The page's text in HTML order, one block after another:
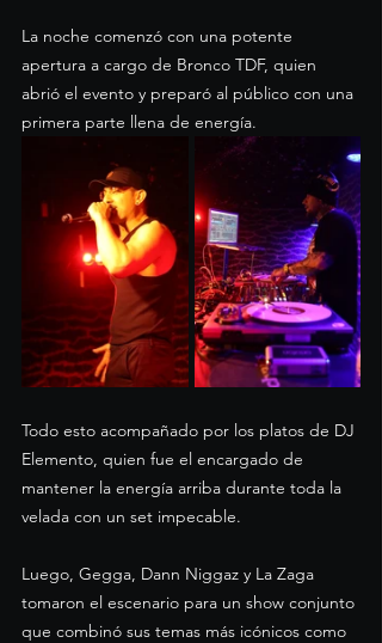
La noche comenzó con una potente
apertura a cargo de Bronco TDF, quien
abrió el evento y preparó al público con una
primera parte llena de energía.
Todo esto acompañado por los platos de DJ
Elemento, quien fue el encargado de
mantener la energía arriba durante toda la
velada con un set impecable.
Luego, Gegga, Dann Niggaz y La Zaga
tomaron el escenario para un show conjunto
que combinó sus temas más icónicos como